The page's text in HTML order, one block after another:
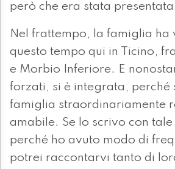
però che era stata
Nel frattempo, la famiglia ha
questo tempo qui in Ticino,
e Morbio Inferiore. E
forzati, si è integrata, perché
famiglia straordinariamente
amabile. Se lo scrivo con tale
perché ho avuto modo di
potrei raccontarvi tanto di